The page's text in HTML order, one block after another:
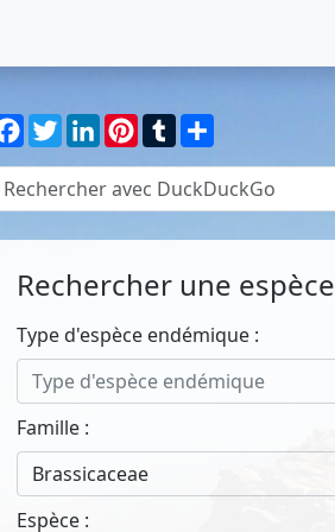
Facebook
TwitterLinkedInPinterest
TumblrPartager
Rechercher une espèce
Type d'espèce endémique :
Type d'espèce endémique
Famille :
Brassicaceae
Espèce :